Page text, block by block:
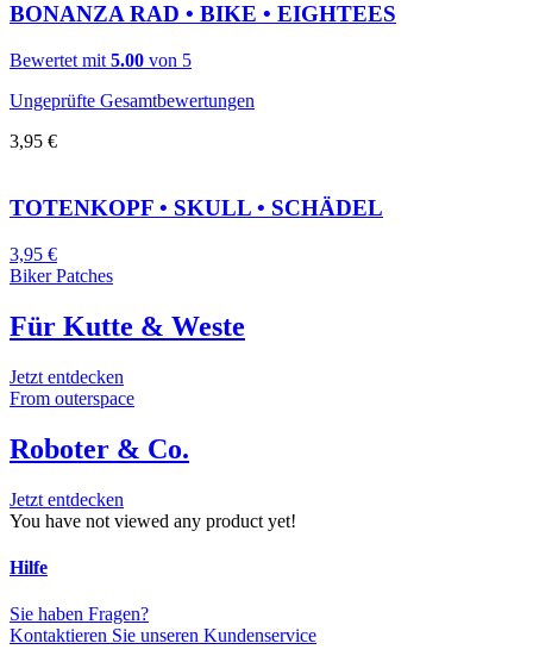
BONANZA RAD • BIKE • EIGHTEES
Bewertet mit 5.00 von 5
Ungeprüfte Gesamtbewertungen
3,95 €
TOTENKOPF • SKULL • SCHÄDEL
3,95 €
Biker Patches
Für Kutte & Weste
Jetzt entdecken
From outerspace
Roboter & Co.
Jetzt entdecken
You have not viewed any product yet!
Hilfe
Sie haben Fragen?
Kontaktieren Sie unseren Kundenservice